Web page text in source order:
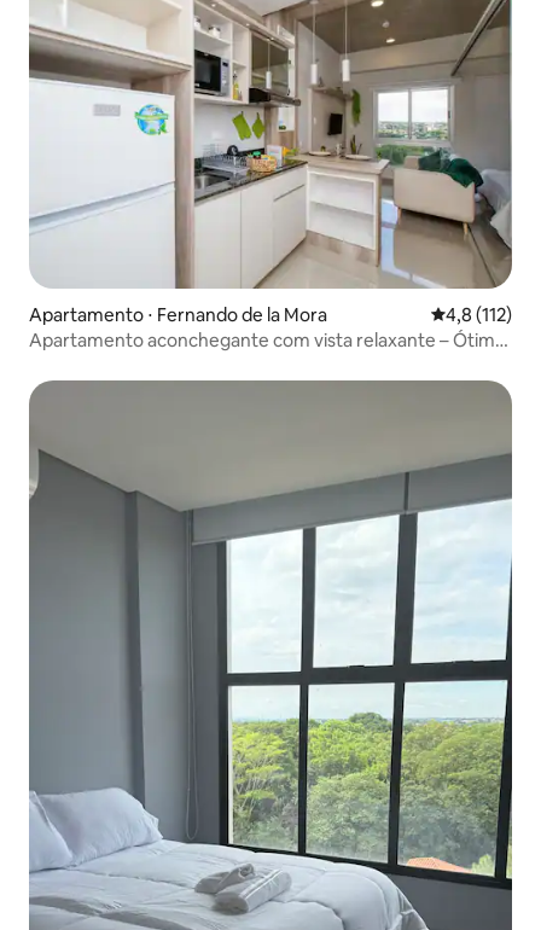
Apartamento ⋅ Fernando de la Mora 4,8 de uma
4,8 (112)
Apartamento aconchegante com vista relaxante – Ótimo